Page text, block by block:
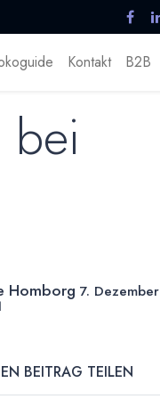
Kontakt B2B
bei
Homborg 7. Dezember
BEITRAG TEILEN